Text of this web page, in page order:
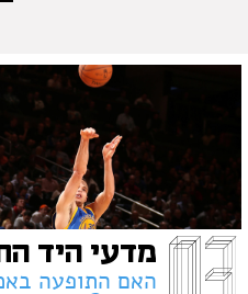
מדעי היד
האם התופעה